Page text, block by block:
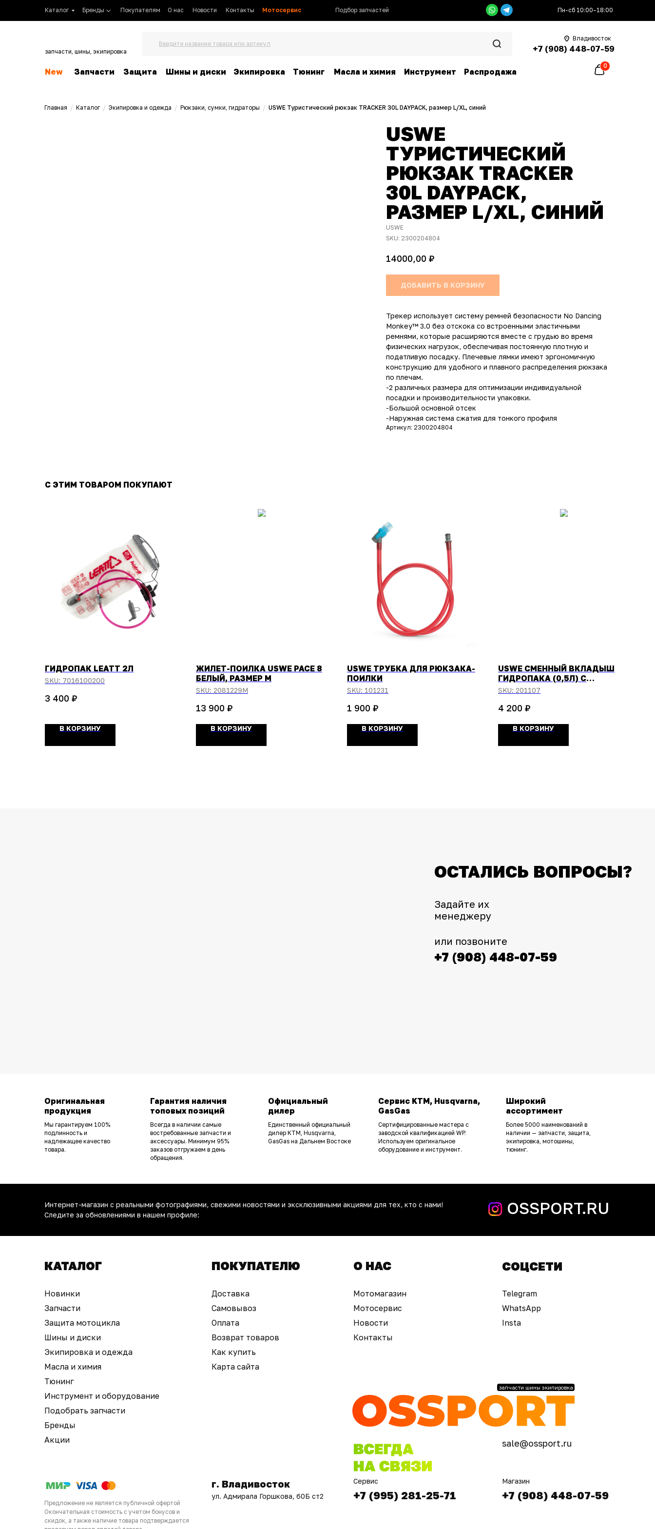
+7 (908) 448-07-59
0
Владивосток
Подбор запчастей Пн-сб 10:00–18:00
Каталог Контакты
Новости Мотосервис
Бренды Покупателям О нас
Введите название товара или артикул
Защита
Запчасти
New Масла и химия Инструмент Распродажа
Шины и диски Экипировка Тюнинг
запчасти, шины, экипировка
Главная / Каталог/ Экипировка и одежда / Рюкзаки, сумки, гидраторы / USWE Туристический рюкзак TRACKER 30L DAYPACK, размер L/XL, синий
USWE
ТУРИСТИЧЕСКИЙ
РЮКЗАК TRACKER
30L DAYPACK,
РАЗМЕР L/XL, СИНИЙ
USWE
SKU: 2300204804
14000,00 ₽
ДОБАВИТЬ В КОРЗИНУ
Трекер использует систему ремней безопасности No Dancing
Monkey™ 3.0 без отскока со встроенными эластичными
ремнями, которые расширяются вместе с грудью во время
физических нагрузок, обеспечивая постоянную плотную и
податливую посадку. Плечевые лямки имеют эргономичную
конструкцию для удобного и плавного распределения рюкзака
по плечам.
-2 различных размера для оптимизации индивидуальной
посадки и производительности упаковки.
-Большой основной отсек
-Наружная система сжатия для тонкого профиля
Артикул: 2300204804
С ЭТИМ ТОВАРОМ ПОКУПАЮТ
ГИДРОПАК LEATT 2Л
SKU: 7016100200
3 400 ₽
В КОРЗИНУ
ЖИЛЕТ-ПОИЛКА USWE PACE 8
БЕЛЫЙ, РАЗМЕР М
SKU: 2081229M
13 900 ₽
В КОРЗИНУ
USWE ТРУБКА ДЛЯ РЮКЗАКА-
ПОИЛКИ
SKU: 101231
1 900 ₽
В КОРЗИНУ
USWE СМЕННЫЙ ВКЛАДЫШ
ГИДРОПАКА (0,5Л) С
СИСТЕМОЙ HELMET
SKU: 201107
4 200 ₽
В КОРЗИНУ
ОСТАЛИСЬ ВОПРОСЫ?
+7 (908) 448-07-59
или позвоните
Задайте их
менеджеру
Широкий
ассортимент
Более 5000 наименований в
наличии — запчасти, защита,
экипировка, мотошины,
тюнинг.
Оригинальная
продукция
Мы гарантируем 100%
подлинность и
надлежащее качество
товара.
Единственный официальный
дилер KTM, Husqvarna,
GasGas на Дальнем Востоке
Официальный
дилер
Сертифицированные мастера с
заводской квалификацией WP.
Используем оригинальное
оборудование и инструмент.
Сервис KTM, Husqvarna,
GasGas
Всегда в наличии самые
востребованные запчасти и
аксессуары. Минимум 95%
заказов отгружаем в день
обращения.
Гарантия наличия
топовых позиций
OSSPORT.RU
Интернет-магазин с реальными фотографиями, свежими новостями и эксклюзивными акциями для тех, кто с нами!
Следите за обновлениями в нашем профиле:
О НАС СОЦСЕТИ
Акции
Бренды
Инструмент и оборудование
Подобрать запчасти
Тюнинг
Запчасти
Шины и диски
Защита мотоцикла
Экипировка и одежда
Масла и химия
Новинки
Доставка
Самовывоз
Возврат товаров
Оплата
Как купить
Карта сайта
Мотомагазин
Мотосервис
Новости
Контакты
Telegram
WhatsApp
Insta
КАТАЛОГ ПОКУПАТЕЛЮ
+7 (908) 448-07-59
Магазин
+7 (995) 281-25-71
Сервис
г. Владивосток
ул. Адмирала Горшкова, 60Б ст2
sale@ossport.ru
Предложение не является публичной офертой
Окончательная стоимость с учетом бонусов и
скидок, а также наличие товара подтверждается
запчасти шины экипировка